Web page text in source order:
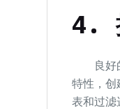
4.
良好的
特性，创
表和过滤